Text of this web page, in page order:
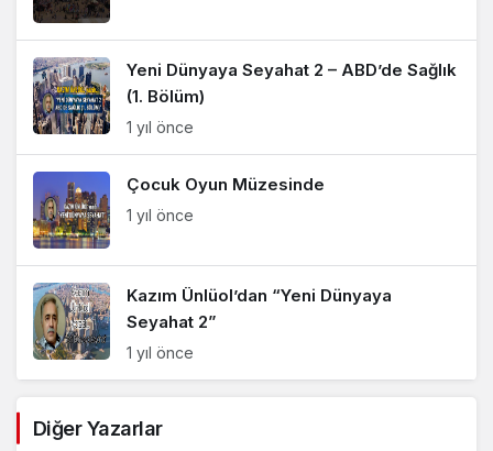
Yeni Dünyaya Seyahat 2 – ABD’de Sağlık
(1. Bölüm)
1 yıl önce
Çocuk Oyun Müzesinde
1 yıl önce
Kazım Ünlüol’dan “Yeni Dünyaya
Seyahat 2”
1 yıl önce
Seyahat”
Diğer Yazarlar